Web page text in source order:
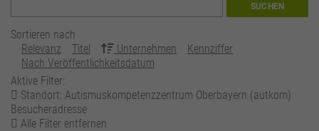
SUCHEN
Sortieren nach
Relevanz
Titel Unternehmen
Kennziffer
Nach Veröffentlichkeitsdatum
Aktive Filter:
Standort: Autismuskompetenzzentrum Oberbayern (autkom)
Besucheradresse
Alle Filter entfernen